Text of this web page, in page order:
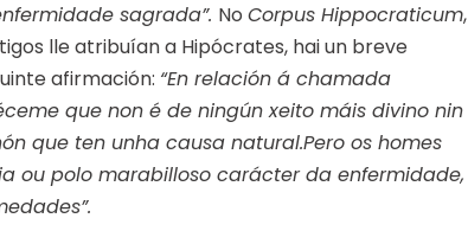
sagrada”. No Corpus Hippocraticum,
lle atribuían a Hipócrates, hai un breve
afirmación: “En relación á chamada
que non é de ningún xeito máis divino nin
que ten unha causa natural.Pero os homes
ou polo marabilloso carácter da enfermidade,